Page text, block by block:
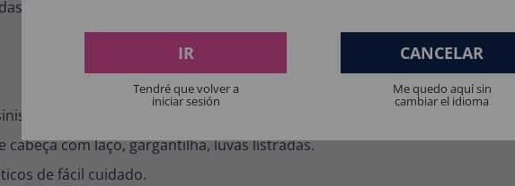
para realçar o efeito “boneca”.
/ palhaço vintage.
cabeça com laço, gargantilha, luvas listradas.
de fácil cuidado.
IR
Tendré que volver a
iniciar sesión
CANCELAR
Me quedo aquí sin
cambiar el idioma